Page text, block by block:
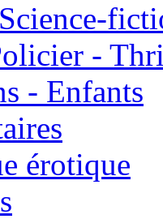
-
- Enfants
érotique